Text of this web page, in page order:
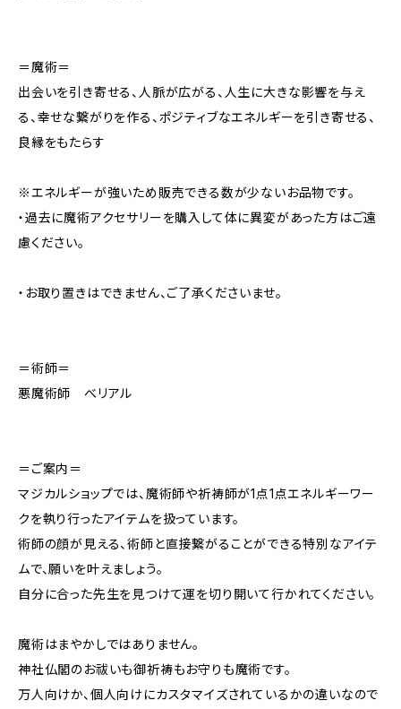
＝魔術＝
出会いを引き寄せる、人脈が広がる、人生に大きな影響を与え
る、幸せな繋がりを作る、ポジティブなエネルギーを引き寄せる、
良縁をもたらす
※エネルギーが強いため販売できる数が少ないお品物です。
・過去に魔術アクセサリーを購入して体に異変があった方はご遠
慮ください。
・お取り置きはできません、ご了承くださいませ。
＝術師＝
悪魔術師 べリアル
＝ご案内＝
マジカルショップでは、魔術師や祈祷師が1点1点エネルギーワー
クを執り行ったアイテムを扱っています。
術師の顔が見える、術師と直接繋がることができる特別なアイテ
ムで、願いを叶えましょう。
自分に合った先生を見つけて運を切り開いて行かれてください。
魔術はまやかしではありません。
神社仏閣のお祓いも御祈祷もお守りも魔術です。
万人向けか、個人向けにカスタマイズされているかの違いなので